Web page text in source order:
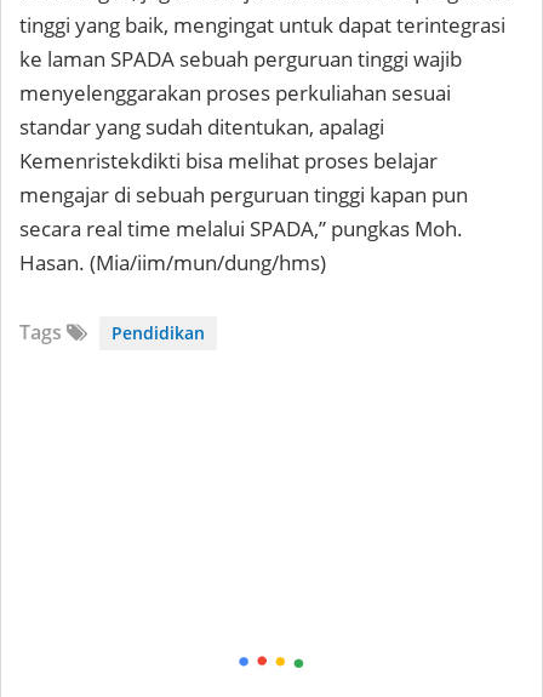
tinggi yang baik, mengingat untuk dapat terintegrasi
ke laman SPADA sebuah perguruan tinggi wajib
menyelenggarakan proses perkuliahan sesuai
standar yang sudah ditentukan, apalagi
Kemenristekdikti bisa melihat proses belajar
mengajar di sebuah perguruan tinggi kapan pun
secara real time melalui SPADA,” pungkas Moh.
Hasan. (Mia/iim/mun/dung/hms)
Tags Pendidikan